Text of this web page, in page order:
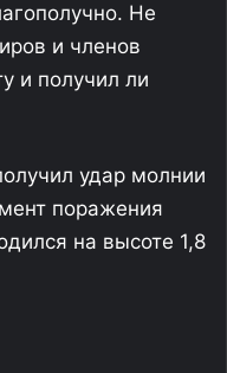
Не
и членов
и получил ли
удар молнии
поражения
на высоте 1,8